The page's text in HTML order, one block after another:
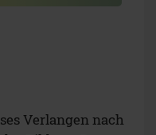
Verlangen nach